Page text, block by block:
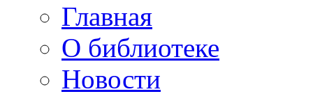
Главная
О библиотеке
Новости